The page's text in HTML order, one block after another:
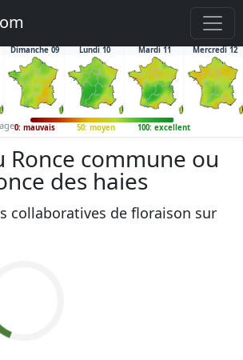
Dimanche 09 Lundi 10 Mardi 11 Mercredi 12
0: mauvais 50: moyen 100: excellent
Ronce commune ou
des haies
collaboratives de floraison sur